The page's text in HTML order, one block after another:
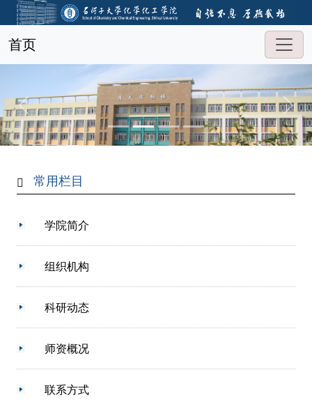
首页
常用栏目
学院简介
组织机构
科研动态
师资概况
联系方式